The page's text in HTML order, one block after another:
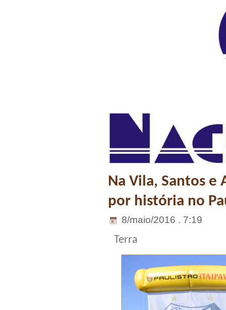
Na Vila, Santos
por história no
8/maio/2016 . 7:19
Terra